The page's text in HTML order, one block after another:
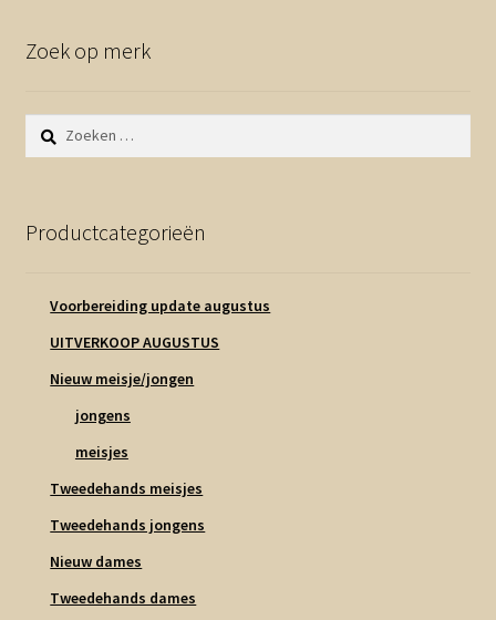
Zoek op merk
Zoeken
naar:
Productcategorieën
Voorbereiding update augustus
UITVERKOOP AUGUSTUS
Nieuw meisje/jongen
jongens
meisjes
Tweedehands meisjes
Tweedehands jongens
Nieuw dames
Tweedehands dames